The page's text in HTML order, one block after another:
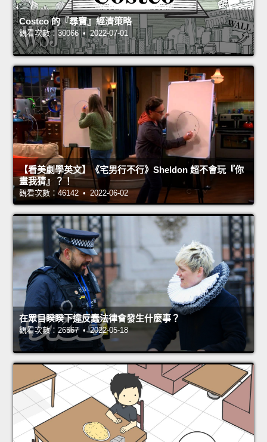
Costco 的『尋寶』經濟策略
觀看次數：30066 • 2022-07-01
【看美劇學英文】《宅男行不行》Sheldon 超不會玩『你
畫我猜』？！
觀看次數：46142 • 2022-06-02
在眾目睽睽下違反蠢法律會發生什麼事？
觀看次數：26567 • 2022-05-18